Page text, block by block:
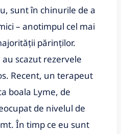
sunt în chinurile de a
– anotimpul cel mai
părinților.
scazut rezervele
Recent, un terapeut
boala Lyme, de
de nivelul de
În timp ce eu sunt